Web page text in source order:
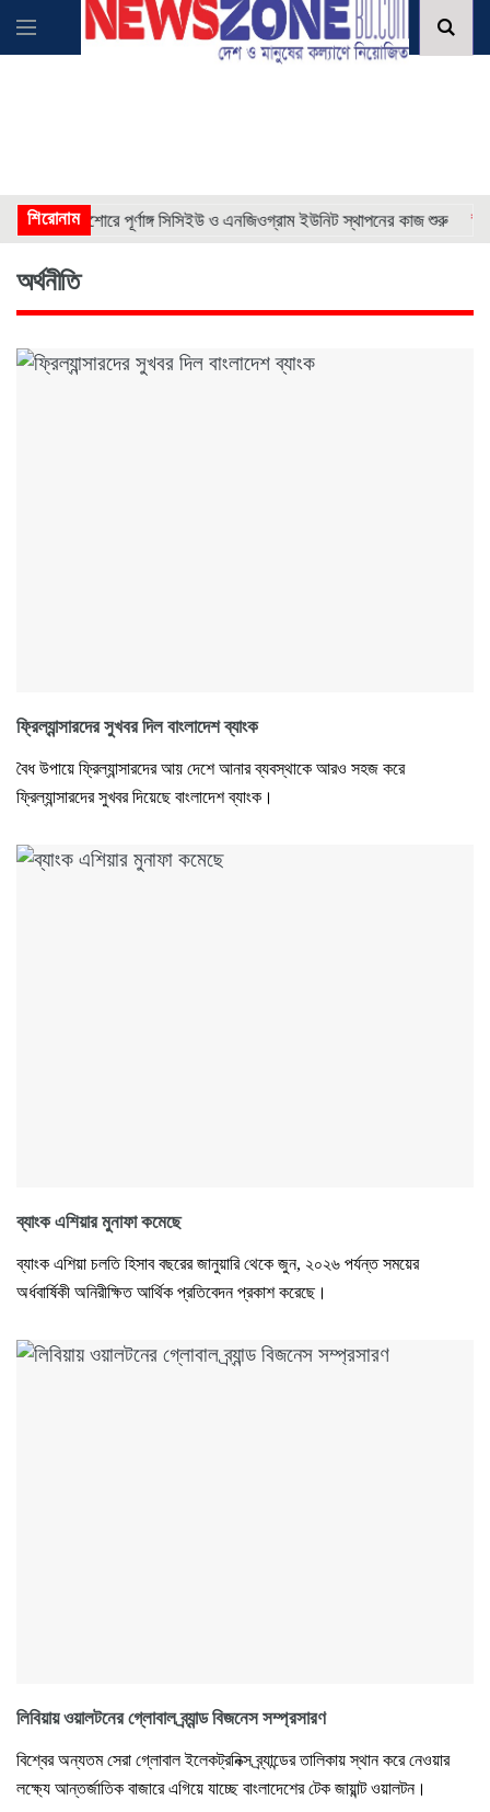
শিরোনাম
যশোরে পূর্ণাঙ্গ সিসিইউ ও এনজিওগ্রাম ইউনিট স্থাপনের কাজ শুরু * * * *
অর্থনীতি
ফ্রিল্যান্সারদের সুখবর দিল বাংলাদেশ ব্যাংক
বৈধ উপায়ে ফ্রিল্যান্সারদের আয় দেশে আনার ব্যবস্থাকে আরও সহজ করে
ফ্রিল্যান্সারদের সুখবর দিয়েছে বাংলাদেশ ব্যাংক।
ব্যাংক এশিয়ার মুনাফা কমেছে
ব্যাংক এশিয়া চলতি হিসাব বছরের জানুয়ারি থেকে জুন, ২০২৬ পর্যন্ত সময়ের
অর্ধবার্ষিকী অনিরীক্ষিত আর্থিক প্রতিবেদন প্রকাশ করেছে।
লিবিয়ায় ওয়ালটনের গ্লোবাল ব্র্যান্ড বিজনেস সম্প্রসারণ
বিশ্বের অন্যতম সেরা গ্লোবাল ইলেকট্রনিক্স ব্র্যান্ডের তালিকায় স্থান করে নেওয়ার
লক্ষ্যে আন্তর্জাতিক বাজারে এগিয়ে যাচ্ছে বাংলাদেশের টেক জায়ান্ট ওয়ালটন।